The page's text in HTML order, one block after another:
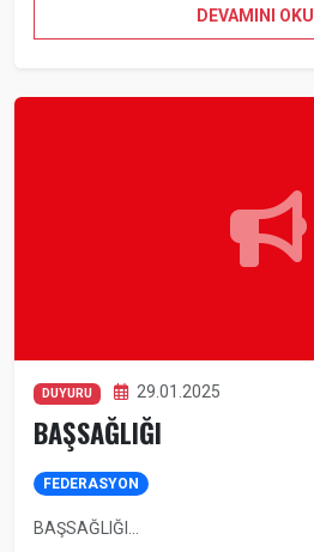
DEVAMINI OKU
DUYURU 29.01.2025
BAŞSAĞLIĞI
FEDERASYON
BAŞSAĞLIĞI...